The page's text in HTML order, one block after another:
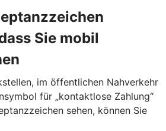
Sie mobil
im öffentlichen Nahverkehr
für „kontaktlose Zahlung“
sehen, können Sie